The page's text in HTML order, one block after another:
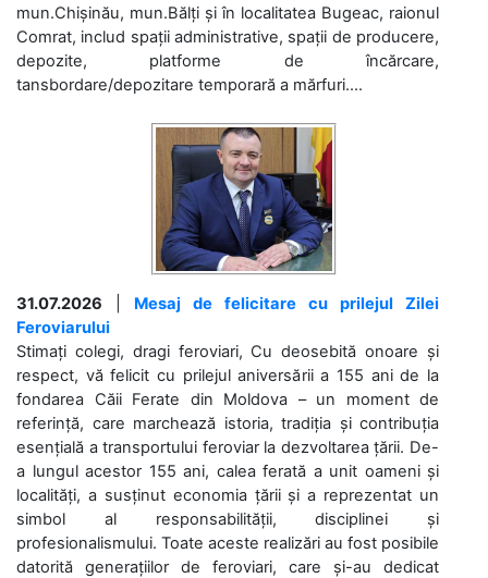
mun.Chișinău, mun.Bălți și în localitatea Bugeac, raionul
Comrat, includ spații administrative, spații de producere,
depozite, platforme de încărcare,
tansbordare/depozitare temporară a mărfuri....
31.07.2026
Mesaj de felicitare cu prilejul Zilei
Feroviarului
Stimați colegi, dragi feroviari, Cu deosebită onoare și
respect, vă felicit cu prilejul aniversării a 155 ani de la
fondarea Căii Ferate din Moldova – un moment de
referință, care marchează istoria, tradiția și contribuția
esențială a transportului feroviar la dezvoltarea țării. De-
a lungul acestor 155 ani, calea ferată a unit oameni și
localități, a susținut economia țării și a reprezentat un
simbol al responsabilității, disciplinei și
profesionalismului. Toate aceste realizări au fost posibile
datorită generațiilor de feroviari, care și-au dedicat